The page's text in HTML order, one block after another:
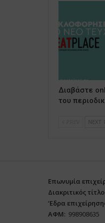
Διαβάστε
του
NEXT
Επωνυμία
Διακριτικός
‘Eδρα
ΑΦΜ: 998908635